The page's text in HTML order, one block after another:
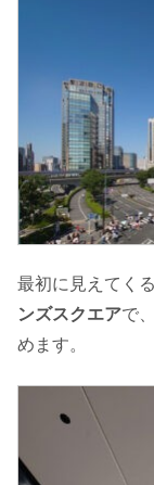
最初に見えてくる
ンズスクエアで
めます。